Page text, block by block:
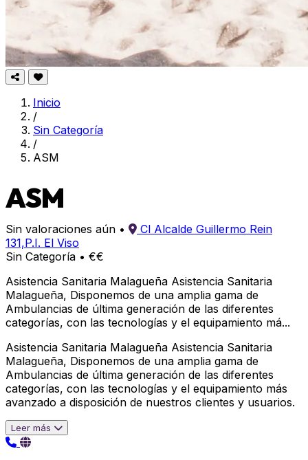
Inicio
/
Sin Categoría
/
ASM
ASM
Sin valoraciones aún •
Cl Alcalde Guillermo Rein
131,P.I. El Viso
Sin Categoría • €€
Asistencia Sanitaria Malagueña Asistencia Sanitaria
Malagueña, Disponemos de una amplia gama de
Ambulancias de última generación de las diferentes
categorías, con las tecnologías y el equipamiento má...
Asistencia Sanitaria Malagueña Asistencia Sanitaria
Malagueña, Disponemos de una amplia gama de
Ambulancias de última generación de las diferentes
categorías, con las tecnologías y el equipamiento más
avanzado a disposición de nuestros clientes y usuarios.
Leer más